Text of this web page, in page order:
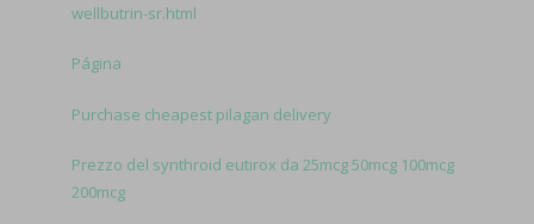
wellbutrin-sr.html
Página
Purchase cheapest pilagan delivery
Prezzo del synthroid eutirox da 25mcg 50mcg 100mcg
200mcg